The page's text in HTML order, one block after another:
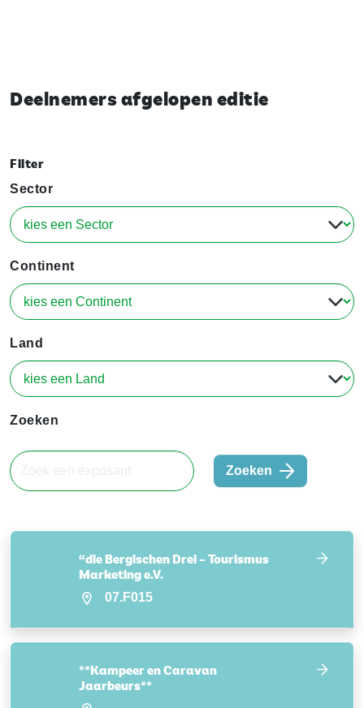
Deelnemers afgelopen editie
Filter
Sector
Continent
Land
Zoeken
Zoeken
“die Bergischen Drei – Tourismus
Marketing e.V.
07.F015
**Kampeer en Caravan
Jaarbeurs**